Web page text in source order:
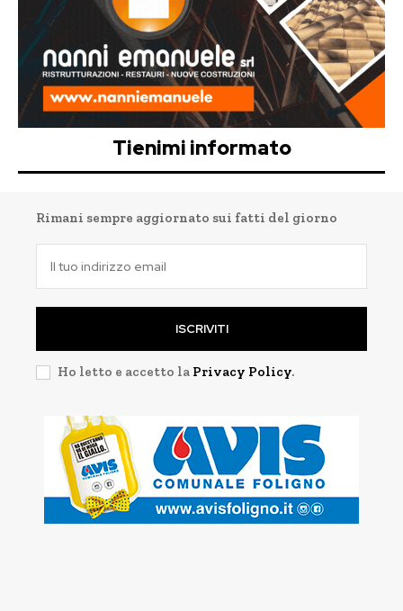
Tienimi informato
Rimani sempre aggiornato sui fatti del giorno
ISCRIVITI
Ho letto e accetto la Privacy Policy.